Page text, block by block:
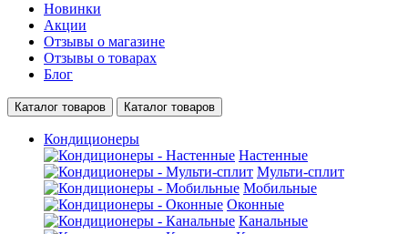
Новинки
Акции
Отзывы о магазине
Отзывы о товарах
Блог
Каталог товаров Каталог товаров
Кондиционеры
Настенные
Мульти-сплит
Мобильные
Оконные
Канальные